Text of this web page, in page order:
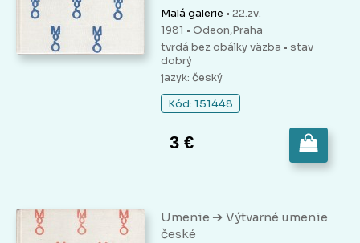
Malá galerie • 22.zv.
1981 • Odeon,Praha
tvrdá bez obálky väzba • stav
dobrý
jazyk: český
Kód: 151448
3 €
Umenie ➔ Výtvarné umenie
české